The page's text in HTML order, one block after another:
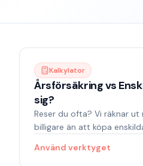
Kalkylator
Årsförsäkring vs
sig?
Reser du ofta? Vi räknar ut
billigare än att köpa
Använd verktyget